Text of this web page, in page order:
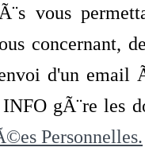
vous
concernant,
envoi d'un
gÃ¨re les
Personnelles.